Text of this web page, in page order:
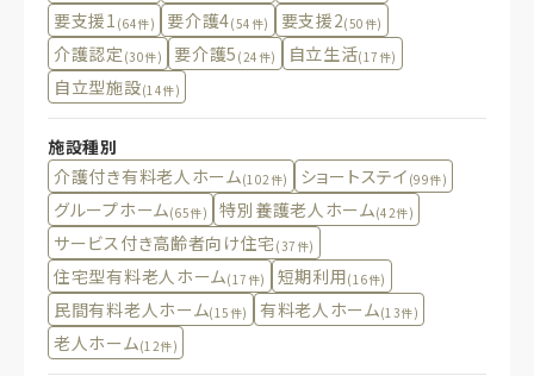
要支援1 (64件) 要介護4(54件) 要支援2(50件)
介護認定 (30件) 要介護5 (24件) 自立生活(17件)
自立型施設(14件)
施設種別
介護付き有料老人ホーム(102件) ショートステイ (99件)
グループホーム(65件) 特別養護老人ホーム(42件)
サービス付き高齢者向け住宅(37件)
住宅型有料老人ホーム(17件) 短期利用(16件)
民間有料老人ホーム(15件) 有料老人ホーム(13件)
老人ホーム(12件)